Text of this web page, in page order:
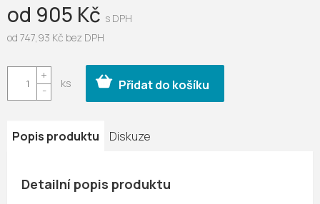
od 905 Kč
od 747,93 Kč bez DPH
cena:
Přidat do košíku
Popis produktu Diskuze
Detailní popis produktu